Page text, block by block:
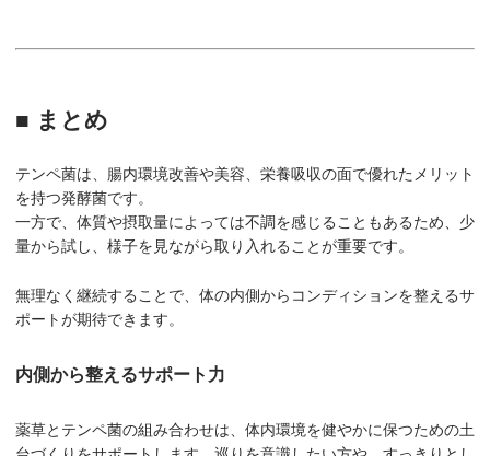
■ まとめ
テンペ菌は、腸内環境改善や美容、栄養吸収の面で優れたメリット
を持つ発酵菌です。
一方で、体質や摂取量によっては不調を感じることもあるため、少
量から試し、様子を見ながら取り入れることが重要です。
無理なく継続することで、体の内側からコンディションを整えるサ
ポートが期待できます。
内側から整えるサポート力
薬草とテンペ菌の組み合わせは、体内環境を健やかに保つための土